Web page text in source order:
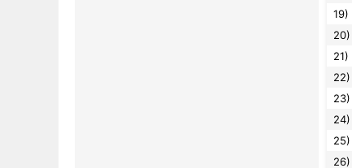
19)
20)
21)
22)
23)
24)
25)
26)